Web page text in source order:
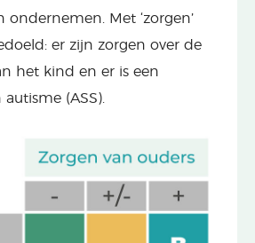
ondernemen. Met ‘zorgen’
er zijn zorgen over de
het kind en er is een
(ASS).